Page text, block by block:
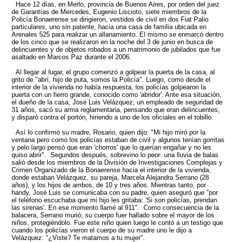
Hace 12 días, en Merlo, provincia de Buenos Aires, por orden del juez
de Garantías de Mercedes, Eugenio Liscioto, siete miembros de la
Policía Bonaerense se dirigieron, vestidos de civil en dos Fiat Palio
particulares, uno sin patente, hacia una casa de familia ubicada en
Arenales 525 para realizar un allanamiento. El mismo se enmarcó dentro
de los cinco que se realizaron en la noche del 3 de junio en busca de
delincuentes y de objetos robados a un matrimonio de jubilados que fue
asaltado en Marcos Paz durante el 2006.
Al llegar al lugar, el grupo comenzó a golpear la puerta de la casa, al
grito de "abrí, hijo de puta, somos la Policía". Luego, como desde el
interior de la vivienda no había respuesta, los policías golpearon la
puerta con un fierro grande, conocido como 'abridor'. Ante esa situación,
el dueño de la casa, José Luis Velázquez, un empleado de seguridad de
31 años, sacó su arma reglamentaria, pensando que eran delincuentes,
y disparó contra el portón, hiriendo a uno de los oficiales en el tobillo.
Así lo confirmó su madre, Rosario, quien dijo: "Mi hijo miró por la
ventana pero como los policías estaban de civil y algunos tenían gorritas
y pelo largo pensó que eran 'chorros' que lo querían engañar y no les
quiso abrir". Segundos después, sobrevino lo peor: una lluvia de balas
salió desde los miembros de la División de Investigaciones Complejas y
Crimen Organizado de la Bonaerense hacia el interior de la vivienda,
donde estaban Velázquez, su pareja, Marcela Alejandra Serrano (28
años), y los hijos de ambos, de 10 y tres años. Mientras tanto, por
handy, José Luis se comunicaba con su padre, quien aseguró que "por
el teléfono escuchaba que mi hijo les gritaba: 'Si son policías, prendan
las sirenas'. En ese momento llamé al 911". Como consecuencia de la
balacera, Serrano murió; su cuerpo fuer hallado sobre el mayor de los
niños, protegiéndolo. Fue este niño quien luego le contó a un testigo que
cuando los policías vieron el cuerpo de su madre uno le dijo a
Velázquez: "¿Viste? Te matamos a tu mujer".